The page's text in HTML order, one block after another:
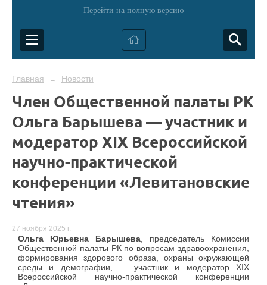
Перейти на полную версию
Главная → Новости
Член Общественной палаты РК
Ольга Барышева — участник и
модератор XIX Всероссийской
научно-практической
конференции «Левитановские
чтения»
27 ноября 2025 г.
Ольга Юрьевна Барышева, председатель Комиссии
Общественной палаты РК по вопросам здравоохранения,
формирования здорового образа, охраны окружающей
среды и демографии, — участник и модератор XIX
Всероссийской научно-практической конференции